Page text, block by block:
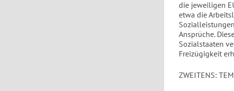
die jeweiligen
etwa die
Ansprüche.
Sozialstaaten
Freizügigkeit
ZWEITENS: